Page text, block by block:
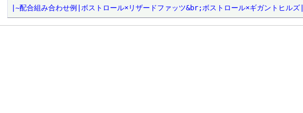
|~配合組み合わせ例|ボストロール×リザードファッツ&br;ボストロール×ギガントヒルズ|